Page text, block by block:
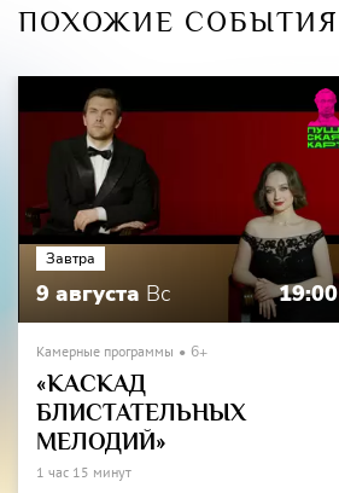
ПОХОЖИЕ СОБЫТИЯ
Завтра
9 августа Вс 19:00
Камерные программы 6+
«КАСКАД
БЛИСТАТЕЛЬНЫХ
МЕЛОДИЙ»
1 час 15 минут